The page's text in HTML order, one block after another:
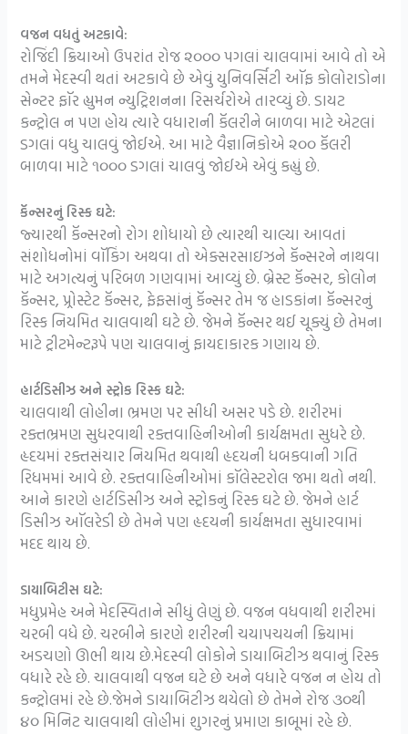
વજન વધતું અટકાવે:
રોજિંદી ક્રિયાઓ ઉપરાંત રોજ ૨૦૦૦ પગલાં ચાલવામાં આવે તો એ
તમને મેદસ્વી થતાં અટકાવે છે એવું યુનિવર્સિટી ઑફ કોલોરાડોના
સેન્ટર ફૉર હ્યુમન ન્યુટ્રિશનના રિસર્ચરોએ તારવ્યું છે. ડાયટ
કન્ટ્રોલ ન પણ હોય ત્યારે વધારાની કૅલરીને બાળવા માટે એટલાં
ડગલાં વધુ ચાલવું જોઈએ. આ માટે વૈજ્ઞાનિકોએ ૨૦૦ કૅલરી
બાળવા માટે ૧૦૦૦ ડગલાં ચાલવું જોઈએ એવું કહ્યું છે.
કૅન્સરનું રિસ્ક ઘટે:
જ્યારથી કૅન્સરનો રોગ શોધાયો છે ત્યારથી ચાલ્યા આવતાં
સંશોધનોમાં વૉકિંગ અથવા તો એક્સરસાઇઝને કૅન્સરને નાથવા
માટે અગત્યનું પરિબળ ગણવામાં આવ્યું છે. બ્રેસ્ટ કૅન્સર, કોલોન
કૅન્સર, પ્ર્રોસ્ટેટ કૅન્સર, ફેફસાંનું કૅન્સર તેમ જ હાડકાંના કૅન્સરનું
રિસ્ક નિયમિત ચાલવાથી ઘટે છે. જેમને કૅન્સર થઈ ચૂક્યું છે તેમના
માટે ટ્રીટમેન્ટરૂપે પણ ચાલવાનું ફાયદાકારક ગણાય છે.
હાર્ટડિસીઝ અને સ્ટ્રોક રિસ્ક ઘટે:
ચાલવાથી લોહીના ભ્રમણ પર સીધી અસર પડે છે. શરીરમાં
રક્તભ્રમણ સુધરવાથી રક્તવાહિનીઓની કાર્યક્ષમતા સુધરે છે.
હૃદયમાં રક્તસંચાર નિયમિત થવાથી હૃદયની ધબકવાની ગતિ
રિધમમાં આવે છે. રક્તવાહિનીઓમાં કૉલેસ્ટરોલ જમા થતો નથી.
આને કારણે હાર્ટડિસીઝ અને સ્ટ્રોકનું રિસ્ક ઘટે છે. જેમને હાર્ટ
ડિસીઝ ઑલરેડી છે તેમને પણ હૃદયની કાર્યક્ષમતા સુધારવામાં
મદદ થાય છે.
ડાયાબિટીસ ઘટે:
મધુપ્રમેહ અને મેદસ્વિતાને સીધું લેણું છે. વજન વધવાથી શરીરમાં
ચરબી વધે છે. ચરબીને કારણે શરીરની ચયાપચયની ક્રિયામાં
અડચણો ઊભી થાય છે.મેદસ્વી લોકોને ડાયાબિટીઝ થવાનું રિસ્ક
વધારે રહે છે. ચાલવાથી વજન ઘટે છે અને વધારે વજન ન હોય તો
કન્ટ્રોલમાં રહે છે.જેમને ડાયાબિટીઝ થયેલો છે તેમને રોજ ૩૦થી
૪૦ મિનિટ ચાલવાથી લોહીમાં શુગરનું પ્રમાણ કાબૂમાં રહે છે.